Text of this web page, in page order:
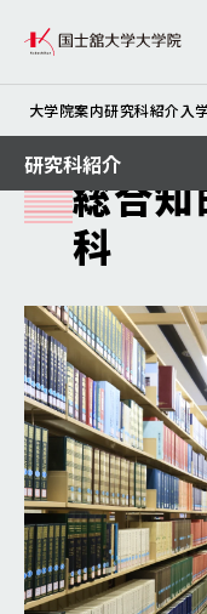
大学院案内研究科紹介 入
総合
科
研究科紹介